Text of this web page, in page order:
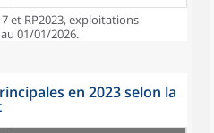
et RP2023, exploitations
01/01/2026.
en 2023 selon la